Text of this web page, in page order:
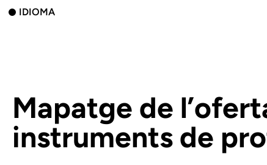
IDIOMA
Mapatge de
instruments de